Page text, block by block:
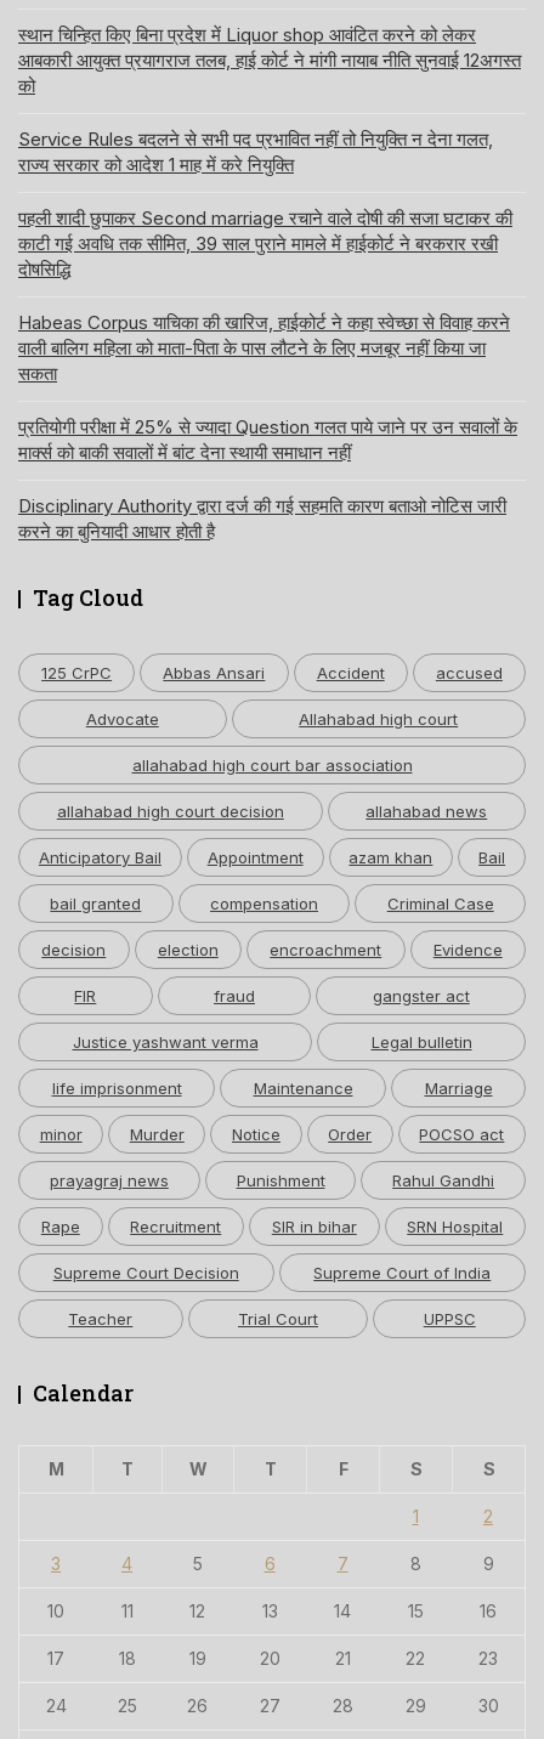
स्थान चिन्हित किए बिना प्रदेश में Liquor shop आवंटित करने को लेकर
आबकारी आयुक्त प्रयागराज तलब, हाई कोर्ट ने मांगी नायाब नीति सुनवाई 12अगस्त
को
Service Rules बदलने से सभी पद प्रभावित नहीं तो नियुक्ति न देना गलत,
राज्य सरकार को आदेश 1 माह में करे नियुक्ति
पहली शादी छुपाकर Second marriage रचाने वाले दोषी की सजा घटाकर की
काटी गई अवधि तक सीमित, 39 साल पुराने मामले में हाईकोर्ट ने बरकरार रखी
दोषसिद्धि
Habeas Corpus याचिका की खारिज, हाईकोर्ट ने कहा स्वेच्छा से विवाह करने
वाली बालिग महिला को माता-पिता के पास लौटने के लिए मजबूर नहीं किया जा
सकता
प्रतियोगी परीक्षा में 25% से ज्यादा Question गलत पाये जाने पर उन सवालों के
मार्क्स को बाकी सवालों में बांट देना स्थायी समाधान नहीं
Disciplinary Authority द्वारा दर्ज की गई सहमति कारण बताओ नोटिस जारी
करने का बुनियादी आधार होती है
Tag Cloud
125 CrPC Abbas Ansari Accident accused
Advocate Allahabad high court
allahabad high court bar association
allahabad high court decision allahabad news
Anticipatory Bail Appointment azam khan Bail
bail granted compensation Criminal Case
decision election encroachment Evidence
FIR fraud gangster act
Justice yashwant verma Legal bulletin
life imprisonment Maintenance Marriage
minor Murder Notice Order POCSO act
prayagraj news Punishment Rahul Gandhi
Rape Recruitment SIR in bihar SRN Hospital
Supreme Court Decision Supreme Court of India
Teacher Trial Court UPPSC
Calendar
M T W T F S S
1 2
3 4 5 6 7 8 9
10 11 12 13 14 15 16
17 18 19 20 21 22 23
24 25 26 27 28 29 30